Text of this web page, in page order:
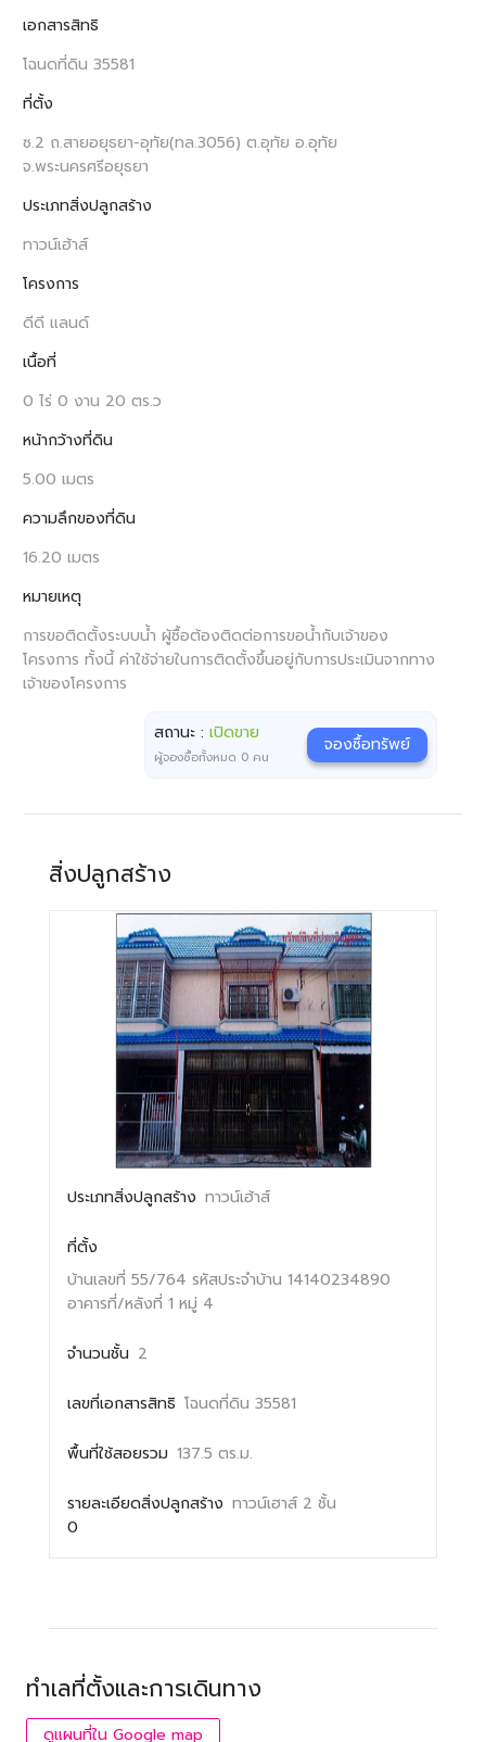
เอกสารสิทธิ
โฉนดที่ดิน 35581
ที่ตั้ง
ซ.2 ถ.สายอยุธยา-อุทัย(ทล.3056) ต.อุทัย อ.อุทัย
จ.พระนครศรีอยุธยา
ประเภทสิ่งปลูกสร้าง
ทาวน์เฮ้าส์
โครงการ
ดีดี แลนด์
เนื้อที่
0 ไร่ 0 งาน 20 ตร.ว
หน้ากว้างที่ดิน
5.00 เมตร
ความลึกของที่ดิน
16.20 เมตร
หมายเหตุ
การขอติดตั้งระบบน้ำ ผู้ซื้อต้องติดต่อการขอน้ำกับเจ้าของ
โครงการ ทั้งนี้ ค่าใช้จ่ายในการติดตั้งขึ้นอยู่กับการประเมินจากทาง
เจ้าของโครงการ
สถานะ :เปิดขาย
ผู้จองซื้อทั้งหมด 0 คน
จองซื้อทรัพย์
สิ่งปลูกสร้าง
ประเภทสิ่งปลูกสร้าง ทาวน์เฮ้าส์
ที่ตั้ง
บ้านเลขที่ 55/764 รหัสประจำบ้าน 14140234890
อาคารที่/หลังที่ 1 หมู่ 4
จำนวนชั้น 2
เลขที่เอกสารสิทธิ โฉนดที่ดิน 35581
พื้นที่ใช้สอยรวม 137.5 ตร.ม.
รายละเอียดสิ่งปลูกสร้าง ทาวน์เฮาส์ 2 ชั้น
0
ทำเลที่ตั้งและการเดินทาง
ดูแผนที่ใน Google map